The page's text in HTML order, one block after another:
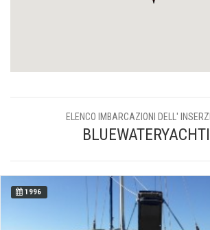
ELENCO IMBARCAZIONI DELL'
1996